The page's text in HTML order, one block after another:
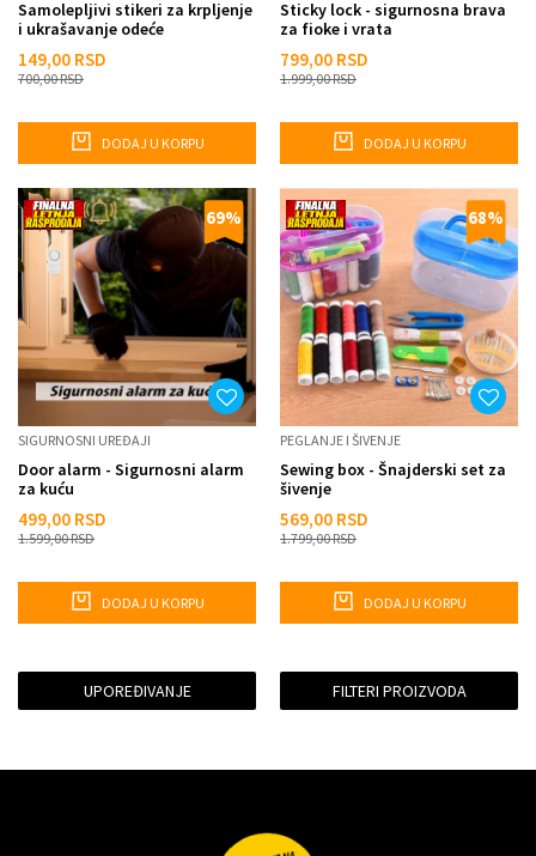
Samolepljivi stikeri za krpljenje
i ukrašavanje odeće
149,00 RSD
700,00RSD
DODAJ U KORPU
Sticky lock - sigurnosna brava
za fioke i vrata
799,00 RSD
1.999,00RSD
DODAJ U KORPU
69%
SIGURNOSNI UREĐAJI
Door alarm - Sigurnosni alarm
za kuću
499,00 RSD
1.599,00RSD
DODAJ U KORPU
68%
PEGLANJE I ŠIVENJE
Sewing box - Šnajderski set za
šivenje
569,00 RSD
1.799,00RSD
DODAJ U KORPU
UPOREĐIVANJE FILTERI PROIZVODA